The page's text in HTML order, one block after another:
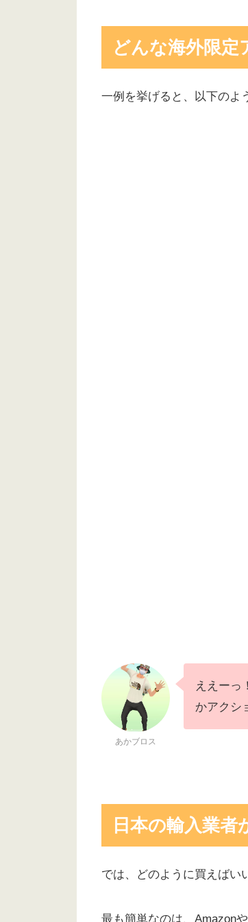
どんな海外限定
一例を挙げると、以下のよ
あかブロス
ええーっ
かアクシ
日本の輸入業者
では、どのように買えばい
最も簡単なのは、Amazon